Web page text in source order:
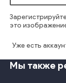
это
Уже есть
Мы также